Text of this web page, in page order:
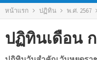
หน้าแรก ปฏิทิน พ.ศ. 2567
ปฏิทินเดือน